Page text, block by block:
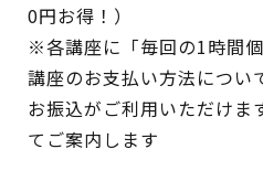
0円お得！）
※各講座に「毎回の1時間
講座のお支払い方法につい
お振込がご利用いただけま
てご案内します